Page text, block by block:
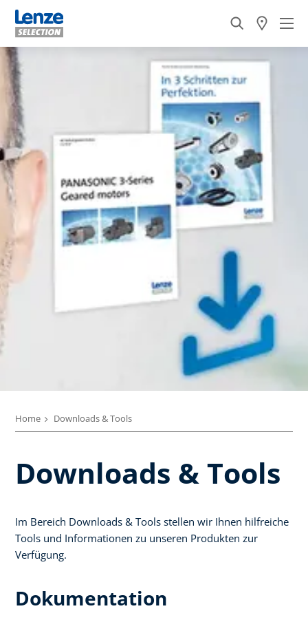
Home Downloads & Tools
Downloads & Tools
Im Bereich Downloads & Tools stellen wir Ihnen hilfreiche
Tools und Informationen zu unseren Produkten zur
Verfügung.
Dokumentation